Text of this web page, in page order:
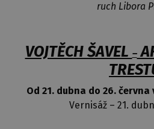
ruch Libora
VOJTĚCH ŠAVEL –
Od 21. dubna do 26. června
Vernisáž – 21.